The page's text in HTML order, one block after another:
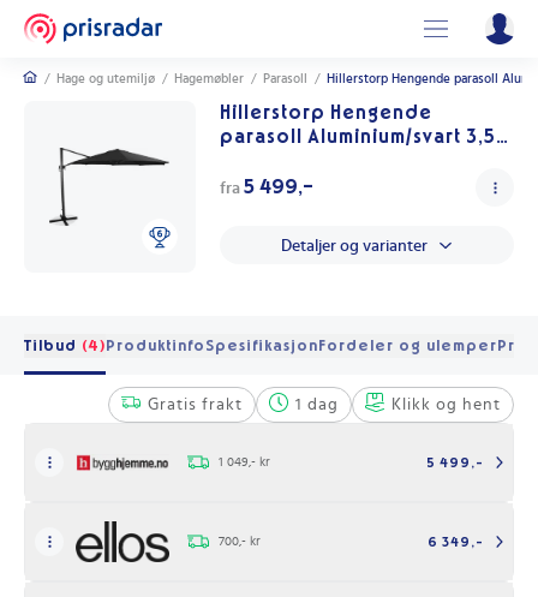
/ Hage og utemiljø / Hagemøbler / Parasoll / Hillerstorp Hengende parasoll
Hillerstorp Hengende
parasoll Aluminium/svart 3,5
fra 5 499,-
Detaljer og varianter
Tilbud (4)Produktinfo SpesifikasjonFordeler og ulemperPris
Gratis frakt 1 dag Klikk og hent
1 049,- kr 5 499,-
700,- kr 6 349,-